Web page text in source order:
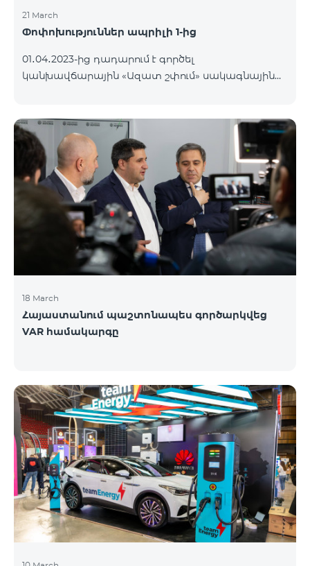
21 March
Փոփոխություններ ապրիլի 1-ից
01․04․2023-ից դադարում է գործել
կանխավճարային «Ազատ շփում» սակագնային
կանխավճարային սակագնային փաթեթից՝
առաջին ամիսն անվճար, երկրորդ ամսից սկսած
ամսավճարը կկազմի 2900 դրամ։ Փաթեթի
պայմաններին կարող եք ծանոթանալ այստեղ։
18 March
Հայաստանում պաշտոնապես գործարկվեց
VAR համակարգը